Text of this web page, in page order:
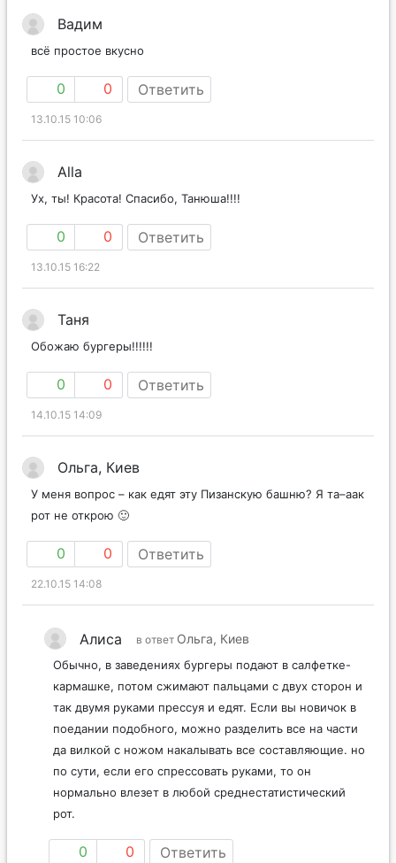
Вадим
всё простое вкусно
0 0 Ответить
13.10.15 10:06
Alla
Ух, ты! Красота! Спасибо, Танюша!!!!
0 0 Ответить
13.10.15 16:22
Таня
Обожаю бургеры!!!!!!
0 0 Ответить
14.10.15 14:09
Ольга, Киев
У меня вопрос – как едят эту Пизанскую башню? Я та–аак
рот не открою 🙂
0 0 Ответить
22.10.15 14:08
Алиса в ответ Ольга, Киев
Обычно, в заведениях бургеры подают в салфетке-
кармашке, потом сжимают пальцами с двух сторон и
так двумя руками прессуя и едят. Если вы новичок в
поедании подобного, можно разделить все на части
да вилкой с ножом накалывать все составляющие. но
по сути, если его спрессовать руками, то он
нормально влезет в любой среднестатистический
рот.
0 0 Ответить